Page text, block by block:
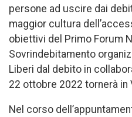
persone ad uscire dai
maggior cultura
obiettivi del Primo Forum
Sovrindebitamento
Liberi dal debito in
22 ottobre 2022 tornerà in
Nel corso